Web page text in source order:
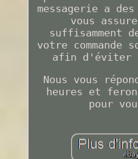
messagerie a
vous
suffisamment
votre
afin d'éviter
Nous vous
heures et
pour